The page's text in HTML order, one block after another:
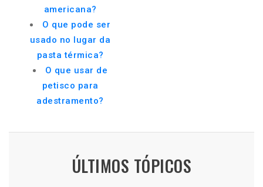
americana?
O que pode ser
usado no lugar da
pasta térmica?
O que usar de
petisco para
adestramento?
ÚLTIMOS TÓPICOS